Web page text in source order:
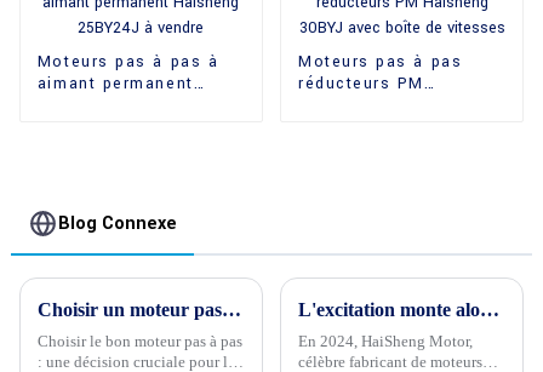
Moteurs pas à pas à
aimant permanent
Moteurs pas à pas
réducteurs PM
Blog Connexe
Choisir un moteur pas à pas de qualité est la question la plus importante pour vos produits électriques
Choisir le bon moteur pas à pas
: une décision cruciale pour le
L'excitation monte alors que le compte à rebours pour la bonne année 2024 commence
En 2024, HaiSheng Motor,
célèbre fabricant de moteurs